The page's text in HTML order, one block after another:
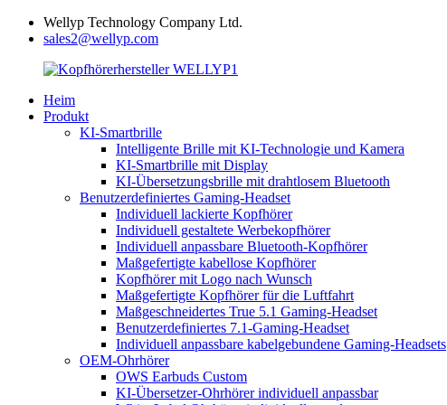
Wellyp Technology Company Ltd.
sales2@wellyp.com
Heim
Produkt
KI-Smartbrille
Intelligente Brille mit KI-Technologie und Kamera
KI-Smartbrille mit Display
KI-Übersetzungsbrille mit drahtlosem Bluetooth
Benutzerdefiniertes Gaming-Headset
Individuell lackierte Kopfhörer
Individuell gestaltete Werbekopfhörer
Individuell anpassbare Bluetooth-Kopfhörer
Maßgefertigte kabellose Kopfhörer
Kopfhörer mit Logo nach Wunsch
Maßgefertigte Kopfhörer für die Luftfahrt
Maßgeschneidertes True 5.1 Gaming-Headset
Benutzerdefiniertes 7.1-Gaming-Headset
Individuell anpassbare kabelgebundene Gaming-Headsets
OEM-Ohrhörer
OWS Earbuds Custom
KI-Übersetzer-Ohrhörer individuell anpassbar